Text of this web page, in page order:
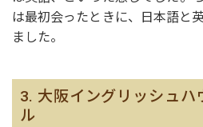
は最初会ったときに、日本語と
ました。
3. 大阪イングリッシュハ
ル